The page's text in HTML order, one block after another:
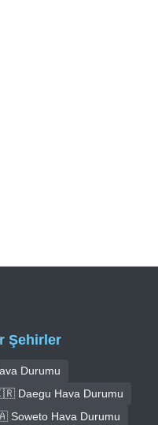
Şehirler
Durumu
Daegu Hava Durumu
Soweto Hava Durumu